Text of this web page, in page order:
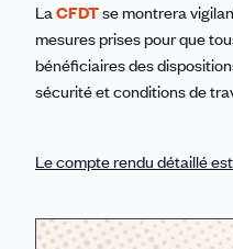
LaCFDTse montrera
mesures prises pour que
bénéficiaires des
sécurité et conditions de
Le compte rendu détaillé